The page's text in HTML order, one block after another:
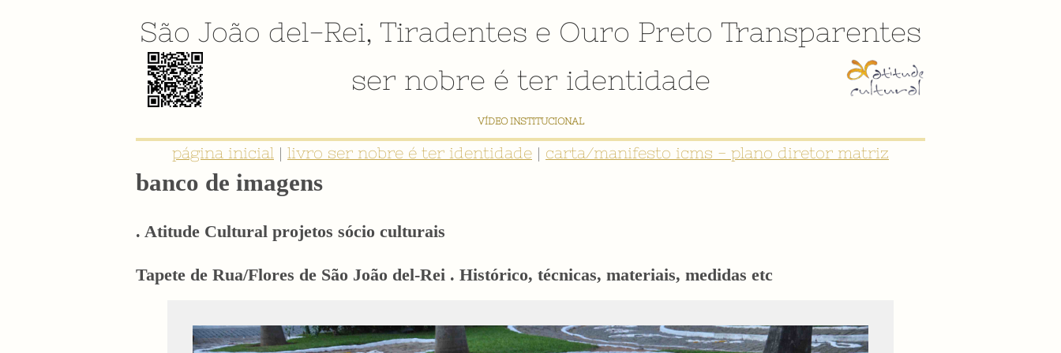
São João del-Rei, Tiradentes e Ouro Preto Transparentes
ser nobre é ter identidade
VÍDEO INSTITUCIONAL
página inicial | livro ser nobre é ter identidade | carta/manifesto icms - plano diretor matriz
banco de imagens
. Atitude Cultural projetos sócio culturais
Tapete de Rua/Flores de São João del-Rei . Histórico, técnicas, materiais, medidas etc